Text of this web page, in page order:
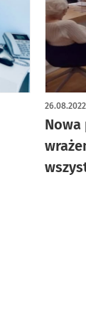
Nowa
26.08.2022
artykuł